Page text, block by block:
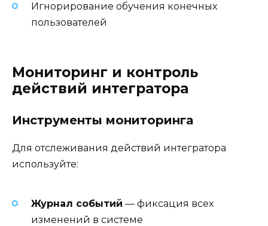
Игнорирование обучения конечных
пользователей
Мониторинг и контроль
действий интегратора
Инструменты мониторинга
Для отслеживания действий интегратора
используйте:
Журнал событий — фиксация всех
изменений в системе